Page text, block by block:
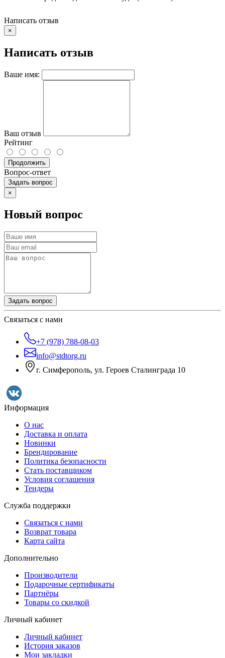
Написать отзыв
×
Написать отзыв
Ваше имя:
Ваш отзыв
Рейтинг
Продолжить
Вопрос-ответ
Задать вопрос
×
Новый вопрос
Задать вопрос
Связаться с нами
+7 (978) 788-08-03
info@stdtorg.ru
г. Симферополь, ул. Героев Сталинграда 10
Информация
О нас
Доставка и оплата
Новинки
Брендирование
Политика безопасности
Стать поставщиком
Условия соглашения
Тендеры
Служба поддержки
Связаться с нами
Возврат товара
Карта сайта
Дополнительно
Производители
Подарочные сертификаты
Партнёры
Товары со скидкой
Личный кабинет
Личный кабинет
История заказов
Мои закладки